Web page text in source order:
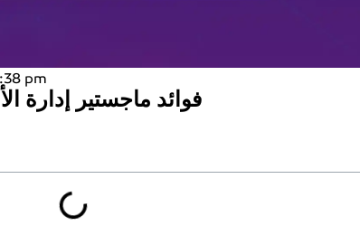
pm
فوائد ماجستير إدارة